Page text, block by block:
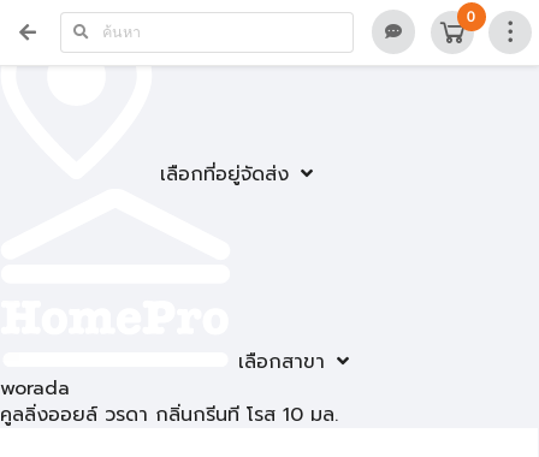
เลือกที่อยู่จัดส่ง
เลือกสาขา
0
worada
คูลลิ่งออยล์ วรดา กลิ่นกรีนที โรส 10 มล.